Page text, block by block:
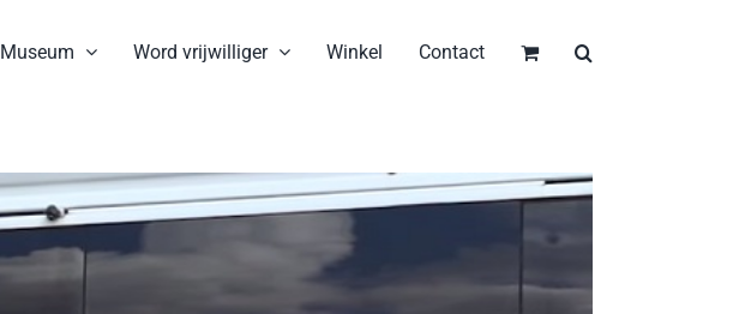
Museum Word vrijwilliger Winkel Contact